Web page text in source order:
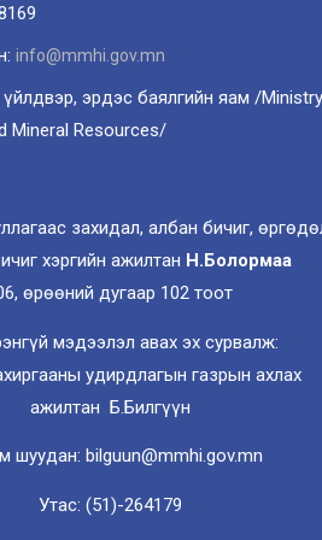
info@mmhi.gov.mn
эрдэс баялгийн яам /Ministry
Mineral Resources/
захидал, албан бичиг,
хэргийн ажилтан Н.Болормаа
өрөөний дугаар 102 тоот
мэдээлэл авах эх сурвалж:
удирдлагын газрын ахлах
ажилтан Б.Билгүүн
шуудан: bilguun@mmhi.gov.mn
Утас: (51)-264179